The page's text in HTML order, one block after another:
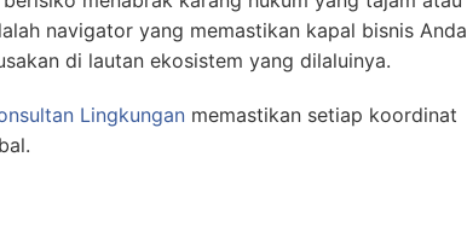
navigator yang memastikan kapal bisnis Anda
di lautan ekosistem yang dilaluinya.
Lingkungan memastikan setiap koordinat